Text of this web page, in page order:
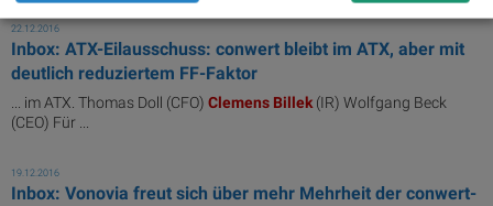
22.12.2016
Inbox: ATX-Eilausschuss: conwert bleibt im ATX, aber mit
deutlich reduziertem FF-Faktor
... im ATX. Thomas Doll (CFO) Clemens Billek(IR) Wolfgang Beck
(CEO) Für ...
19.12.2016
Inbox: Vonovia freut sich über mehr Mehrheit der conwert-